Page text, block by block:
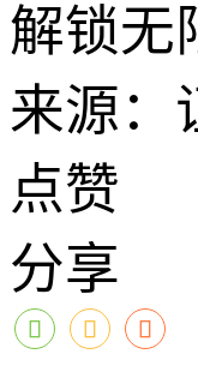
解锁无
来源：
点赞
分享